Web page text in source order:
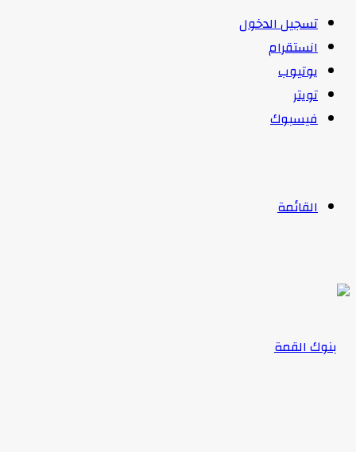
تسجيل الدخول
انستقرام
يوتيوب
تويتر
فيسبوك
القائمة